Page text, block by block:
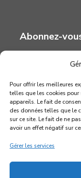
Pour offrir les meilleures
telles que les cookies
appareils. Le fait de
des données telles que le
sur ce site. Le fait de ne
avoir un effet négatif sur
Gérer les services
Abonnez-